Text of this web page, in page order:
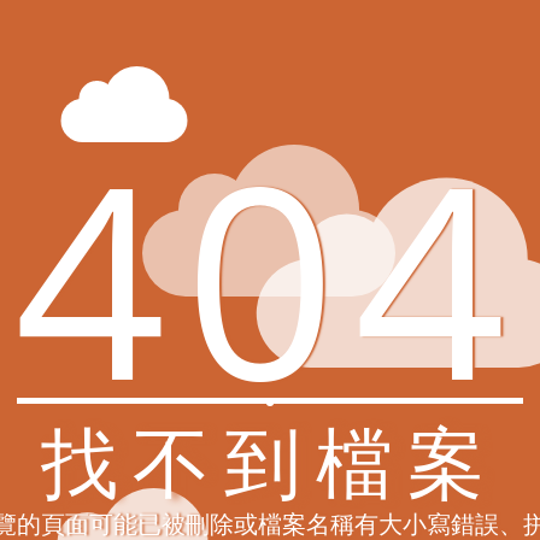
404
找不到檔案
的頁面可能已被刪除或檔案名稱有大小寫錯誤、